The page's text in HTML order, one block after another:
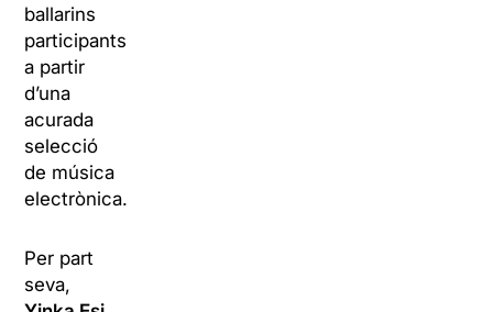
ballarins
participants
a partir
d’una
acurada
selecció
de música
electrònica.
Per part
seva,